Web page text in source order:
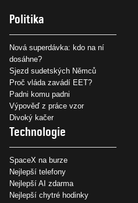
Politika
Nová superdávka: kdo na ní
dosáhne?
Sjezd sudetských Němců
Proč vláda zavádí EET?
Padni komu padni
Výpověď z práce vzor
Divoký kačer
Technologie
SpaceX na burze
Nejlepší telefony
Nejlepší AI zdarma
Nejlepší chytré hodinky